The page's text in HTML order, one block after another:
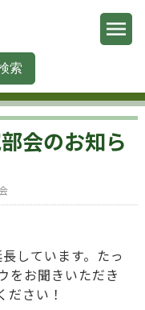
会のお知ら
しています。たっ
をお聞きいただき
ださい！